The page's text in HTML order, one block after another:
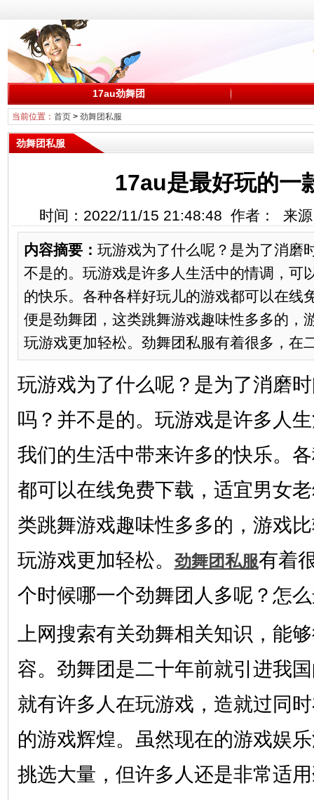
17au劲舞团
当前位置： 首页> 劲舞团私服
劲舞团私服
17au是最好玩的一
时间：2022/11/15 21:48:48 作者： 来
内容摘要： 玩游戏为了什么呢？是为了消磨
不是的。玩游戏是许多人生活中的情调，可
的快乐。各种各样好玩儿的游戏都可以在线
便是劲舞团，这类跳舞游戏趣味性多多的，
玩游戏更加轻松。劲舞团私服有着很多，在
玩游戏为了什么呢？是为了消磨
吗？并不是的。玩游戏是许多人
我们的生活中带来许多的快乐。
都可以在线免费下载，适宜男女
类跳舞游戏趣味性多多的，游戏
玩游戏更加轻松。劲舞团私服有着
个时候哪一个劲舞团人多呢？怎
上网搜索有关劲舞相关知识，能
容。劲舞团是二十年前就引进我
就有许多人在玩游戏，造就过同
的游戏辉煌。虽然现在的游戏娱
挑选大量，但许多人还是非常适